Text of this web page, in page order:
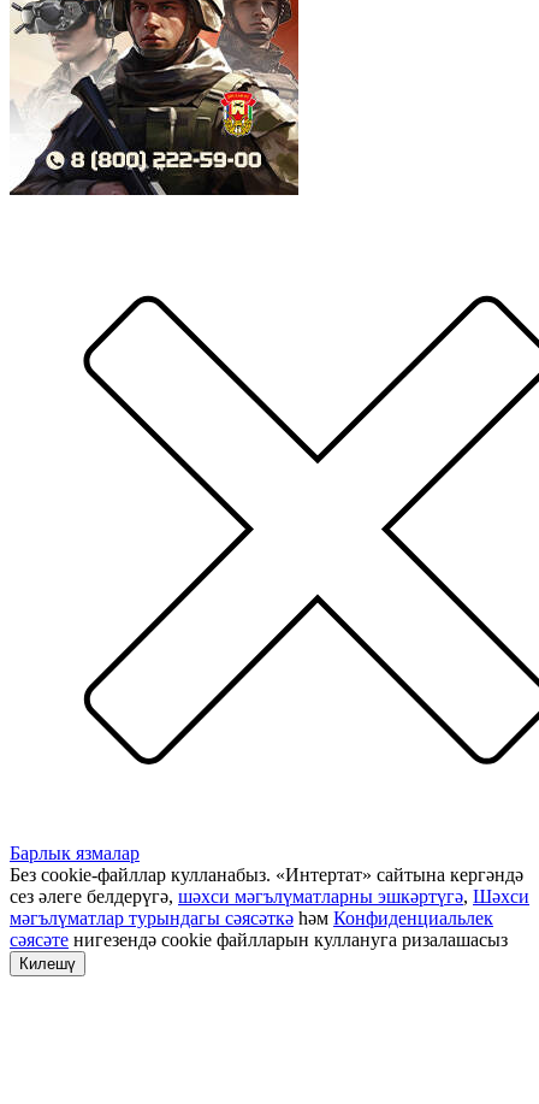
Барлык язмалар
Без cookie-файллар кулланабыз. «Интертат» сайтына кергәндә
сез әлеге белдерүгә, шәхси мәгълүматларны эшкәртүгә, Шәхси
мәгълүматлар турындагы сәясәткә һәм Конфиденциальлек
сәясәте нигезендә cookie файлларын куллануга ризалашасыз
Килешү